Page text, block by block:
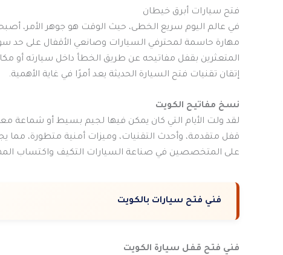
فتح سيارات أبرق خيطان
في عالم اليوم سريع الخطى، حيث الوقت هو جوهر الأمر،
مهارة حاسمة لمحترفي السيارات وصانعي الأقفال على حد
المتعثرين بقفل مفاتيحه عن طريق الخطأ داخل سيارته أو
إتقان تقنيات فتح السيارة الحديثة يعد أمرًا في غاية الأهمية.
نسخ مفاتيح الكويت
لقد ولت الأيام التي كان يمكن فيها لجيم بسيط أو شماعة
قفل متقدمة، وأحدث التقنيات، وميزات أمنية متطورة، مما
على المتخصصين في صناعة السيارات التكيف واكتساب
فني فتح سيارات بالكويت
فني فتح قفل سيارة الكويت